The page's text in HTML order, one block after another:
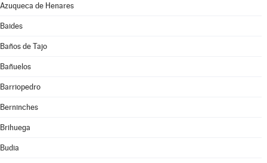
Azuqueca de Henares
Baides
Baños de Tajo
Bañuelos
Barriopedro
Berninches
Brihuega
Budia